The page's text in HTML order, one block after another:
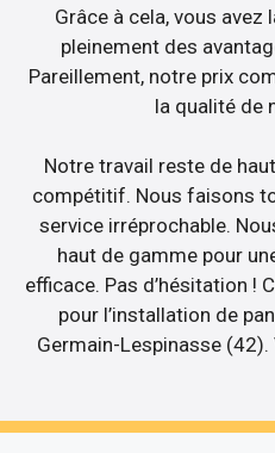
Grâce à cela, vous
pleinement des
Pareillement, notre prix
la qualité de
Notre travail reste de
compétitif. Nous faisons
service irréprochable.
haut de gamme pour
efficace. Pas d’hésitation !
pour l’installation de
Germain-Lespinasse